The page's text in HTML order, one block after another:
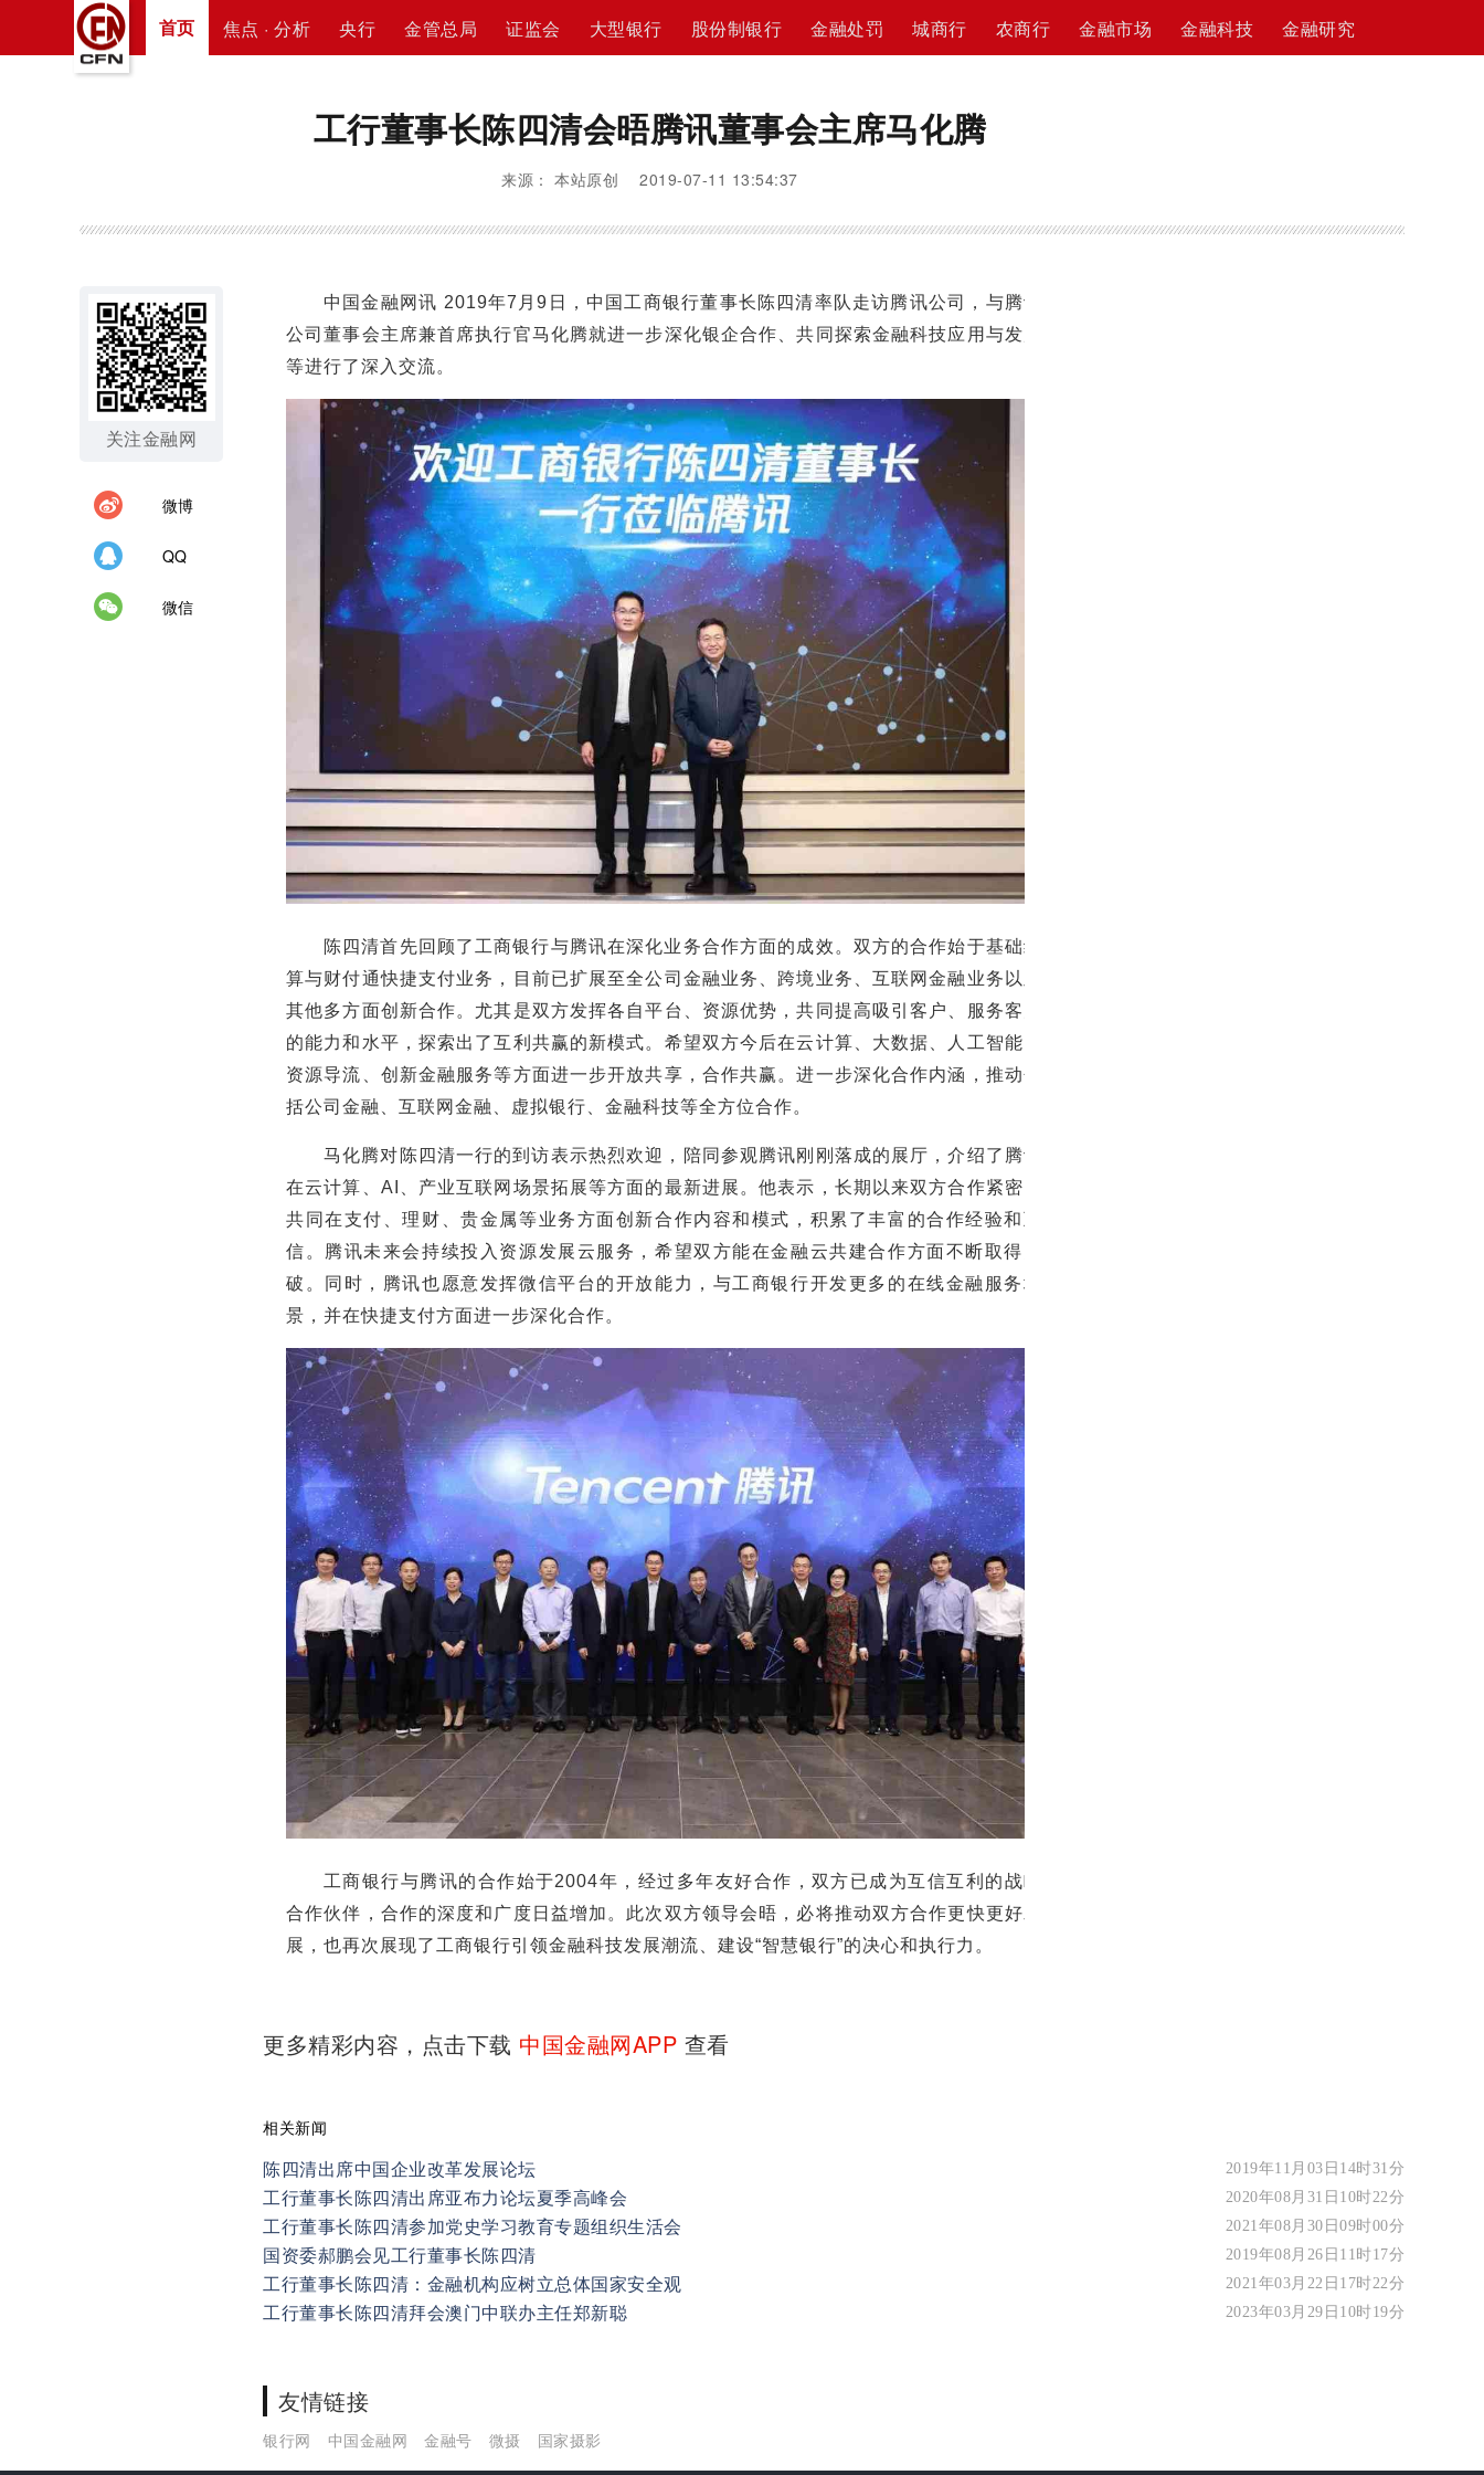
首页 焦点 · 分析 央行 金管总局 证监会 大型银行 股份制银行 金融处罚 城商行 农商行 金融市场 金融科技 金融研究
工行董事长陈四清会晤腾讯董事会主席马化腾
来源： 本站原创 2019-07-11 13:54:37
关注金融网
微博
QQ
微信
中国金融网讯 2019年7月9日，中国工商银行董事长陈四清率队走访腾讯公司，与腾讯
公司董事会主席兼首席执行官马化腾就进一步深化银企合作、共同探索金融科技应用与发展
等进行了深入交流。
陈四清首先回顾了工商银行与腾讯在深化业务合作方面的成效。双方的合作始于基础结
算与财付通快捷支付业务，目前已扩展至全公司金融业务、跨境业务、互联网金融业务以及
其他多方面创新合作。尤其是双方发挥各自平台、资源优势，共同提高吸引客户、服务客户
的能力和水平，探索出了互利共赢的新模式。希望双方今后在云计算、大数据、人工智能、
资源导流、创新金融服务等方面进一步开放共享，合作共赢。进一步深化合作内涵，推动包
括公司金融、互联网金融、虚拟银行、金融科技等全方位合作。
马化腾对陈四清一行的到访表示热烈欢迎，陪同参观腾讯刚刚落成的展厅，介绍了腾讯
在云计算、AI、产业互联网场景拓展等方面的最新进展。他表示，长期以来双方合作紧密，
共同在支付、理财、贵金属等业务方面创新合作内容和模式，积累了丰富的合作经验和互
信。腾讯未来会持续投入资源发展云服务，希望双方能在金融云共建合作方面不断取得突
破。同时，腾讯也愿意发挥微信平台的开放能力，与工商银行开发更多的在线金融服务场
景，并在快捷支付方面进一步深化合作。
工商银行与腾讯的合作始于2004年，经过多年友好合作，双方已成为互信互利的战略
合作伙伴，合作的深度和广度日益增加。此次双方领导会晤，必将推动双方合作更快更好发
展，也再次展现了工商银行引领金融科技发展潮流、建设“智慧银行”的决心和执行力。
更多精彩内容，点击下载 中国金融网APP 查看
相关新闻
陈四清出席中国企业改革发展论坛 2019年11月03日14时31分
工行董事长陈四清出席亚布力论坛夏季高峰会 2020年08月31日10时22分
工行董事长陈四清参加党史学习教育专题组织生活会 2021年08月30日09时00分
国资委郝鹏会见工行董事长陈四清 2019年08月26日11时17分
工行董事长陈四清：金融机构应树立总体国家安全观 2021年03月22日17时22分
工行董事长陈四清拜会澳门中联办主任郑新聪 2023年03月29日10时19分
友情链接
银行网 中国金融网 金融号 微摄 国家摄影